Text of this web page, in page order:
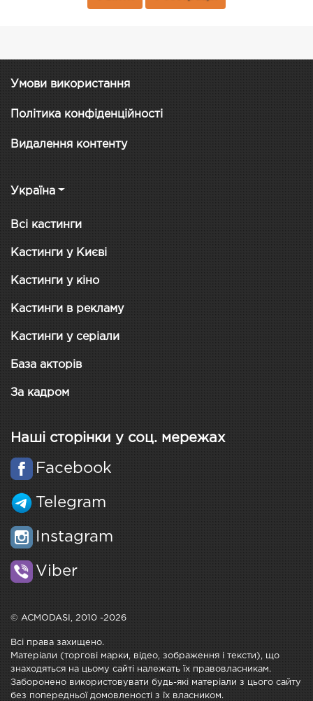
Умови використання
Політика конфіденційності
Видалення контенту
Україна
Всі кастинги
Кастинги у Києві
Кастинги у кіно
Кастинги в рекламу
Кастинги у серіали
База акторів
За кадром
Наші сторінки у соц. мережах
Facebook
Telegram
Instagram
Viber
© ACMODASI, 2010 -2026
Всі права захищено.
Матеріали (торгові марки, відео, зображення і тексти), що
знаходяться на цьому сайті належать їх правовласникам.
Заборонено використовувати будь-які матеріали з цього сайту
без попередньої домовленості з їх власником.